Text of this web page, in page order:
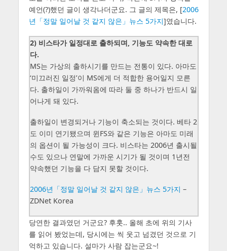
예언(?)했던 글이 생각나더군요. 그 글의 제목은, [2006
년「정말 일어날 것 같지 않은」뉴스 5가지]였습니다.
2) 비스타가 일정대로 출하되며, 기능도 약속한 대로
다.
MS는 가상의 출하시기를 만드는 전통이 있다. 아마도
‘미끄러진 일정’이 MS에게 더 적합한 용어일지 모른
다. 출하일이 가까워옴에 따라 둘 중 하나가 반드시 일
어나게 돼 있다.
출하일이 변경되거나 기능이 축소되는 것이다. 베타 2
도 이미 연기됐으며 윈FS와 같은 기능은 아마도 미래
의 옵션이 될 가능성이 크다. 비스타는 2006년 출시될
수도 있으나 연말에 가까운 시기가 될 것이며 1년전
약속했던 기능을 다 담지 못할 것이다.
2006년「정말 일어날 것 같지 않은」뉴스 5가지 –
ZDNet Korea
당연한 결과였던 거군요? 후훗.. 올해 초에 위의 기사
를 읽어 봤었는데, 당시에는 씩 웃고 넘겼던 것으로 기
억하고 있습니다. 설마가 사람 잡는군요~!